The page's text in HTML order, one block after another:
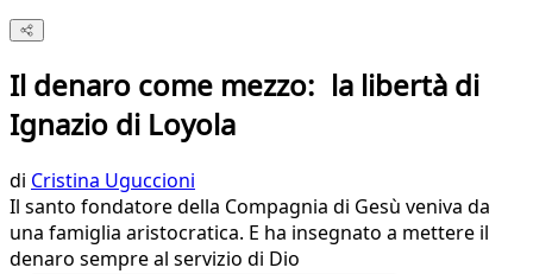
Il denaro come mezzo: la libertà di
Ignazio di Loyola
di Cristina Uguccioni
Il santo fondatore della Compagnia di Gesù veniva da
una famiglia aristocratica. E ha insegnato a mettere il
denaro sempre al servizio di Dio